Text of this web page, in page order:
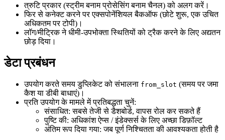
त्रुटि प्रकार (स्ट्रीम बनाम प्रोसेसिंग बनाम चैनल) को अलग करें।
फिर से कनेक्ट करने पर एक्सपोनेंशियल बैकऑफ (छोटे शुरू, एक उचित
अधिकतम पर टोपी)।
लॉग/मीट्रिक ने धीमी-उपभोक्ता स्थितियों को ट्रैक करने के लिए अद्यतन
छोड़ दिया।
डेटा प्रबंधन
उपयोग करते समय डुप्लिकेट को संभालना from_slot (समय पर जमा
कैश या डीबी बाधाएं)।
प्रति उपयोग के मामले में प्रतिबद्धता चुनें:
संसाधित: सबसे तेजी से डैशबोर्ड, वापस रोल कर सकते हैं
पुष्टि की: अधिकांश ऐप्स / इंडेक्सर्स के लिए अच्छा डिफ़ॉल्ट
अंतिम रूप दिया गया: जब पूर्ण निश्चितता की आवश्यकता होती है